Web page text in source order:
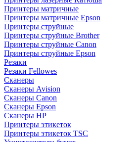
Принтеры матричные
Принтеры матричные Epson
Принтеры струйные
Принтеры струйные Brother
Принтеры струйные Canon
Принтеры струйные Epson
Резаки
Резаки Fellowes
Сканеры
Сканеры Avision
Сканеры Canon
Сканеры Epson
Сканеры HP
Принтеры этикеток
Принтеры этикеток TSC